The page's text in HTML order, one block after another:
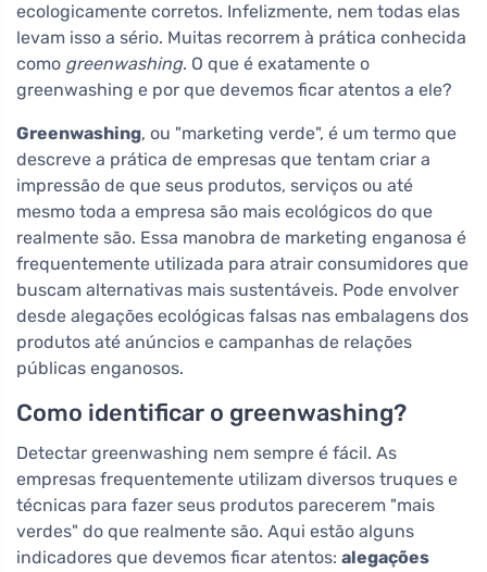
ecologicamente corretos. Infelizmente, nem todas elas
levam isso a sério. Muitas recorrem à prática conhecida
como greenwashing. O que é exatamente o
greenwashing e por que devemos ficar atentos a ele?
Greenwashing, ou "marketing verde", é um termo que
descreve a prática de empresas que tentam criar a
impressão de que seus produtos, serviços ou até
mesmo toda a empresa são mais ecológicos do que
realmente são. Essa manobra de marketing enganosa é
frequentemente utilizada para atrair consumidores que
buscam alternativas mais sustentáveis. Pode envolver
desde alegações ecológicas falsas nas embalagens dos
produtos até anúncios e campanhas de relações
públicas enganosos.
Como identificar o greenwashing?
Detectar greenwashing nem sempre é fácil. As
empresas frequentemente utilizam diversos truques e
técnicas para fazer seus produtos parecerem "mais
verdes" do que realmente são. Aqui estão alguns
indicadores que devemos ficar atentos: alegações